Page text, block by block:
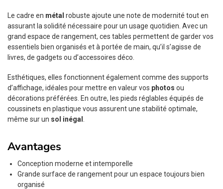
Le cadre en métal robuste ajoute une note de modernité tout en
assurant la solidité nécessaire pour un usage quotidien. Avec un
grand espace de rangement, ces tables permettent de garder vos
essentiels bien organisés et à portée de main, qu’il s’agisse de
livres, de gadgets ou d’accessoires déco.
Esthétiques, elles fonctionnent également comme des supports
d’affichage, idéales pour mettre en valeur vos photos ou
décorations préférées. En outre, les pieds réglables équipés de
coussinets en plastique vous assurent une stabilité optimale,
même sur un sol inégal .
Avantages
Conception moderne et intemporelle
Grande surface de rangement pour un espace toujours bien
organisé